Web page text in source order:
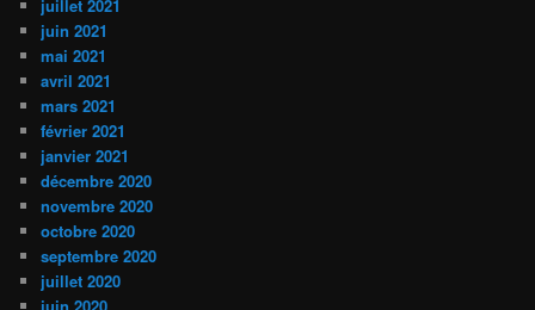
juillet 2021
juin 2021
mai 2021
avril 2021
mars 2021
février 2021
janvier 2021
décembre 2020
novembre 2020
octobre 2020
septembre 2020
juillet 2020